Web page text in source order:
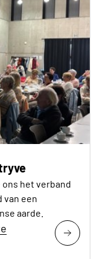
ons het verband
van een
aarde.